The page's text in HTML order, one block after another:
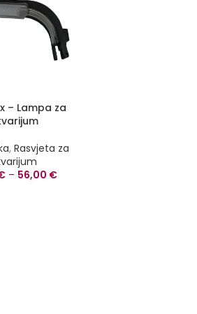
– Lampa za
, Rasvjeta za
– 56,00 €